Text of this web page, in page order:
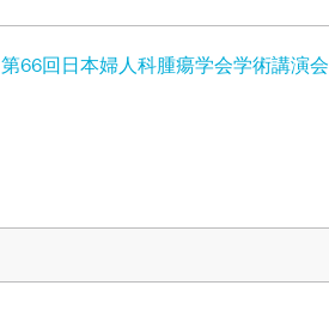
第66回日本婦人科腫瘍学会学術講演会